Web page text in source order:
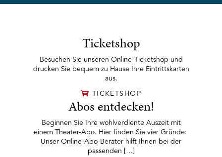
Ticketshop
Besuchen Sie unseren Online-Ticketshop und
drucken Sie bequem zu Hause Ihre Eintrittskarten
aus.
TICKETSHOP
Abos entdecken!
Beginnen Sie Ihre wohlverdiente Auszeit mit
einem Theater-Abo. Hier finden Sie vier Gründe:
Unser Online-Abo-Berater hilft Ihnen bei der
passenden […]